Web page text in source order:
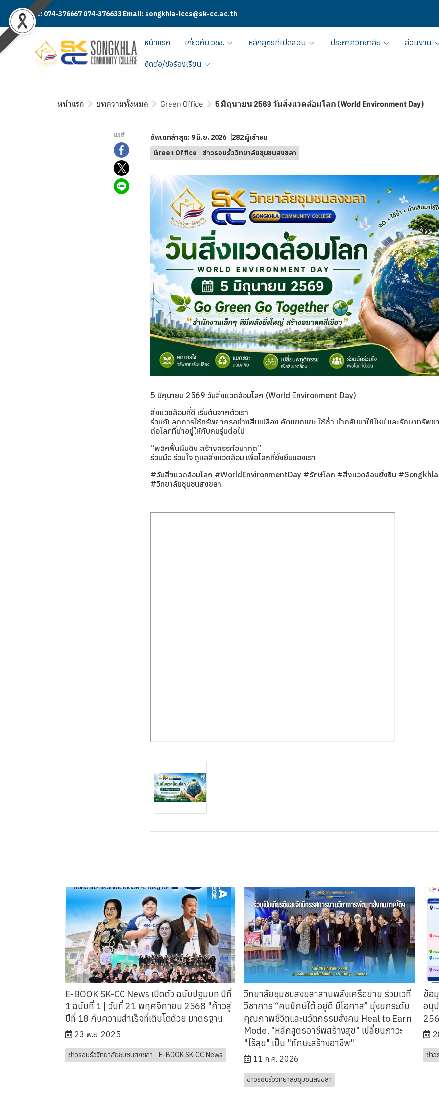
Tel: 074-376667 074-376633 Email: songkhla-iccs@sk-cc.ac.th
หน้าแรก เกี่ยวกับ วชช. หลักสูตรที่เปิดสอน ประกาศวิทยาลัย ส่วนงาน
ติดต่อ/ข้อร้องเรียน
หน้าแรก บทความทั้งหมด Green Office 5 มิถุนายน 2569 วันสิ่งแวดล้อมโลก (World Environment Day)
แชร์ อัพเดทล่าสุด: 9 มิ.ย. 2026
282 ผู้เข้าชม
Green Office
ข่าวรอบรั้ววิทยาลัยชุมชนสงขลา
5 มิถุนายน 2569 วันสิ่งแวดล้อมโลก (World Environment Day)
สิ่งแวดล้อมที่ดี เริ่มต้นจากตัวเรา
ร่วมกันลดการใช้ทรัพยากรอย่างสิ้นเปลือง คัดแยกขยะ ใช้ซ้ำ นำกลับมาใช้ใหม่ และรักษาทรัพย
ต่อโลกที่น่าอยู่ให้กับคนรุ่นต่อไป
“พลิกฟื้นผืนดิน สร้างสรรค์อนาคต”
ร่วมมือ ร่วมใจ ดูแลสิ่งแวดล้อม เพื่อโลกที่ยั่งยืนของเรา
#วันสิ่งแวดล้อมโลก #WorldEnvironmentDay #รักษ์โลก #สิ่งแวดล้อมยั่งยืน
#วิทยาลัยชุมชนสงขลา
E-BOOK SK-CC News เปิดตัว ฉบับปฐมบท ปีที่
1 ฉบับที่ 1 | วันที่ 21 พฤศจิกายน 2568 "ก้าวสู่
ปีที่ 18 กับความสำเร็จที่เติบโตด้วย มาตรฐาน
23 พ.ย. 2025
ข่าวรอบรั้ววิทยาลัยชุมชนสงขลา E-BOOK SK-CC News
วิทยาลัยชุมชนสงขลาสานพลังเครือข่าย ร่วมเวที
วิชาการ “คนปักษ์ใต้ อยู่ดี มีโอกาส” มุ่งยกระดับ
คุณภาพชีวิตและนวัตกรรมสังคม Heal to Earn
Model "หลักสูตรอาชีพสร้างสุข" เปลี่ยนภาวะ
"ไร้สุข" เป็น "ทักษะสร้างอาชีพ"
11 ก.ค. 2026
ข่าวรอบรั้ววิทยาลัยชุมชนสงขลา
ข้อ
อนุ
ข่าว